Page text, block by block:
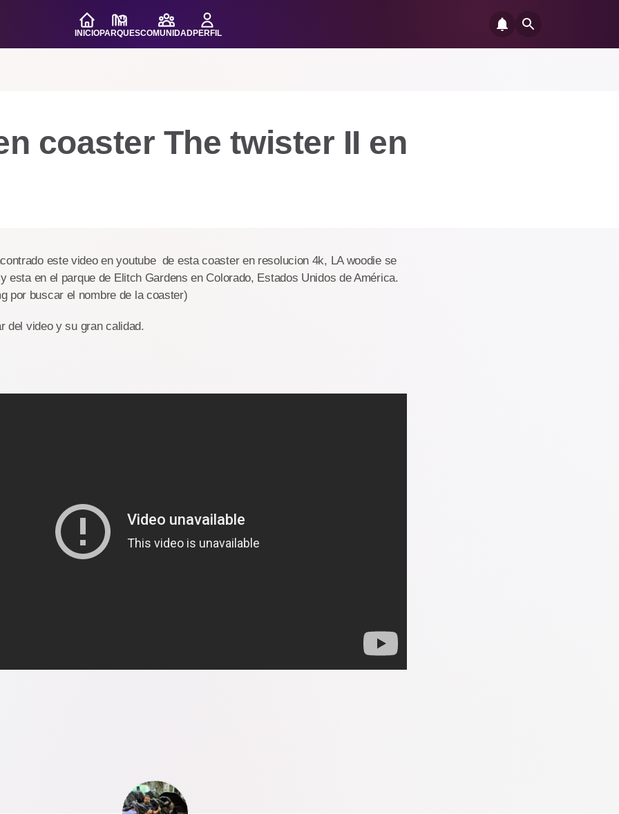
INICIOPARQUESCOMUNIDADPERFIL
coaster The twister II en
este video en youtube de esta coaster en resolucion 4k, LA woodie se
esta en el parque de Elitch Gardens en Colorado, Estados Unidos de América.
por buscar el nombre de la coaster)
del video y su gran calidad.